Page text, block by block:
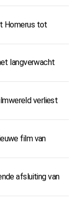
Homerus tot
langverwacht
verliest
film van
afsluiting van